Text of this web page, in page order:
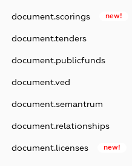
document.scorings new!
document.tenders
document.publicfunds
document.ved
document.semantrum
document.relationships
document.licenses new!